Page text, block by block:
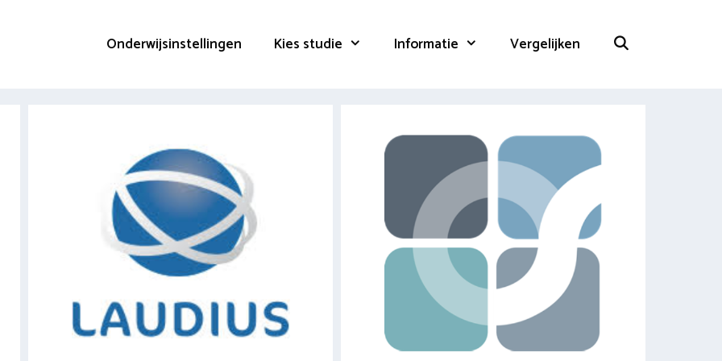
Onderwijsinstellingen Kies studie Informatie Vergelijken